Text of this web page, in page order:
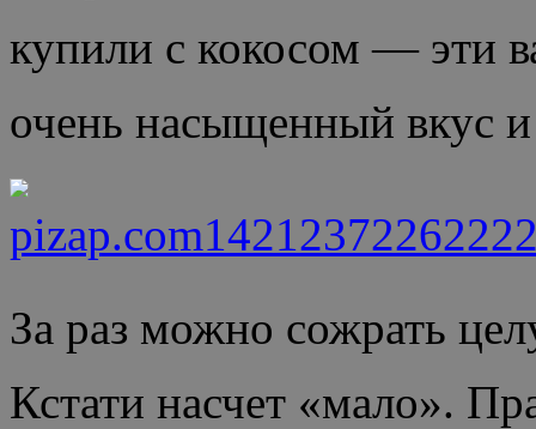
купили с кокосом — эти
очень насыщенный вкус
За раз можно сожрать
Кстати насчет «мало».